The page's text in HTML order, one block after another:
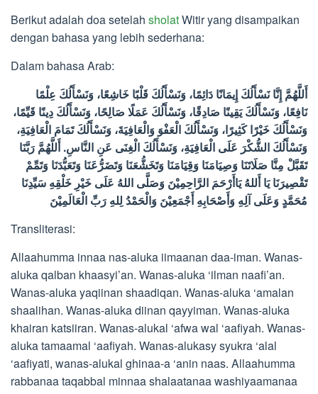
Berikut adalah doa setelah sholatWitir yang disampaikan
dengan bahasa yang lebih sederhana:
Dalam bahasa Arab:
أَللَّهُمَّ إِنَّا نَسْأَلُكَ إِيمَانًا دَائِمًا، وَنَسْأَلُكَ قَلْبًا خَاشِعًا، وَنَسْأَلُكَ عِلْمًا
نَافِعًا، وَنَسْأَلُكَ يَقِينًا صَادِقًا، وَنَسْأَلُكَ عَمَلًا صَالِحًا، وَنَسْأَلُكَ دِينًا قَيِّمًا،
وَنَسْأَلُكَ خَيْرًا كَثِيرًا، وَنَسْأَلُكَ الْعَفْوَ وَالْعَافِيَةَ، وَنَسْأَلُكَ تَمَامَ الْعَافِيَةِ،
وَنَسْأَلُكَ الشُّكْرَ عَلَى الْعَافِيَةِ، وَنَسْأَلُكَ الْغِنَى عَنِ النَّاسِ. أَللَّهُمَّ رَبَّنَا
تَقَبَّلْ مِنَّا صَلَاتَنَا وَصِيَامَنَا وَقِيَامَنَا وَتَخَشُّعَنَا وَتَضَرُّعَنَا وَتَعَبُّدَنَا وَتَمِّمْ
تَقْصِيرَنَا يَا أَللهُ يَاأَرْحَمَ الرَّاحِمِيْنَ وَصَلَّى اللهُ عَلَى خَيْرِ خَلْقِهِ سَيِّدِنَا
مُحَمَّدٍ وَعَلَى آلِهِ وَأَصْحَابِهِ أَجْمَعِيْنَ وَالْحَمْدُ لِلهِ رَبِّ الْعَالَمِيْنَ
Transliterasi:
Allaahumma innaa nas-aluka iimaanan daa-iman. Wanas-
aluka qalban khaasyi’an. Wanas-aluka ‘ilman naafi’an.
Wanas-aluka yaqiinan shaadiqan. Wanas-aluka ‘amalan
shaalihan. Wanas-aluka diinan qayyiman. Wanas-aluka
khairan katsiiran. Wanas-alukal ‘afwa wal ‘aafiyah. Wanas-
aluka tamaamal ‘aafiyah. Wanas-alukasy syukra ‘alal
‘aafiyati, wanas-alukal ghinaa-a ‘anin naas. Allaahumma
rabbanaa taqabbal minnaa shalaatanaa washiyaamanaa